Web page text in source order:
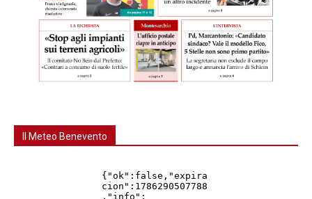
Il Meteo Benevento